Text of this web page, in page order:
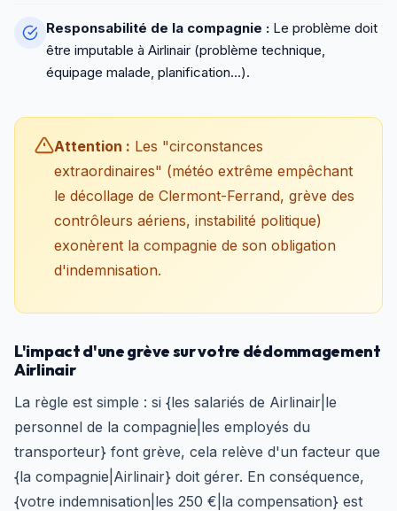
Responsabilité de la compagnie : Le problème doit
être imputable à Airlinair (problème technique,
équipage malade, planification...).
Attention : Les "circonstances
extraordinaires" (météo extrême empêchant
le décollage de Clermont-Ferrand, grève des
contrôleurs aériens, instabilité politique)
exonèrent la compagnie de son obligation
d'indemnisation.
L'impact d'une grève sur votre dédommagement
Airlinair
La règle est simple : si {les salariés de Airlinair|le
personnel de la compagnie|les employés du
transporteur} font grève, cela relève d'un facteur que
{la compagnie|Airlinair} doit gérer. En conséquence,
{votre indemnisation|les 250 €|la compensation} est